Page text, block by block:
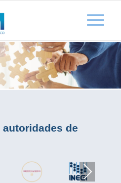
autoridades de
Next